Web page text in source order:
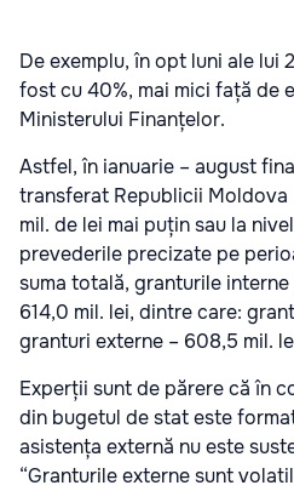
De exemplu, în opt luni ale lui
fost cu 40%, mai mici față de
Ministerului Finanțelor.
Astfel, în ianuarie – august
transferat Republicii Moldova
mil. de lei mai puțin sau la
prevederile precizate pe
suma totală, granturile
614,0 mil. lei, dintre care:
granturi externe – 608,5 mil.
Experții sunt de părere că în
din bugetul de stat este
asistența externă nu este
“Granturile externe sunt